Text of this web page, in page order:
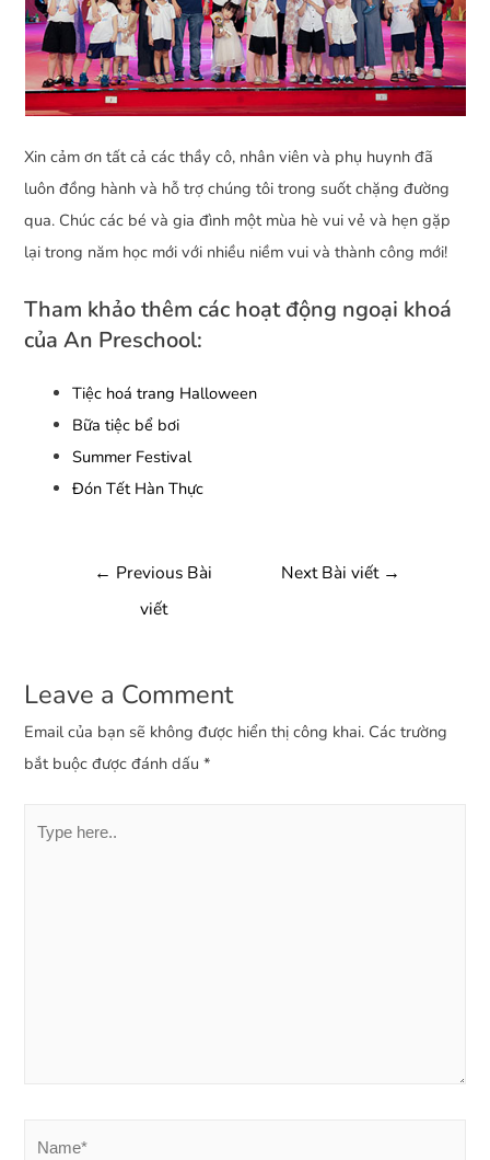
Xin cảm ơn tất cả các thầy cô, nhân viên và phụ huynh đã
luôn đồng hành và hỗ trợ chúng tôi trong suốt chặng đường
qua. Chúc các bé và gia đình một mùa hè vui vẻ và hẹn gặp
lại trong năm học mới với nhiều niềm vui và thành công mới!
Tham khảo thêm các hoạt động ngoại khoá
của An Preschool:
Tiệc hoá trang Halloween
Bữa tiệc bể bơi
Summer Festival
Đón Tết Hàn Thực
← Previous Bài
viết
Next Bài viết →
Leave a Comment
Email của bạn sẽ không được hiển thị công khai. Các trường
bắt buộc được đánh dấu*